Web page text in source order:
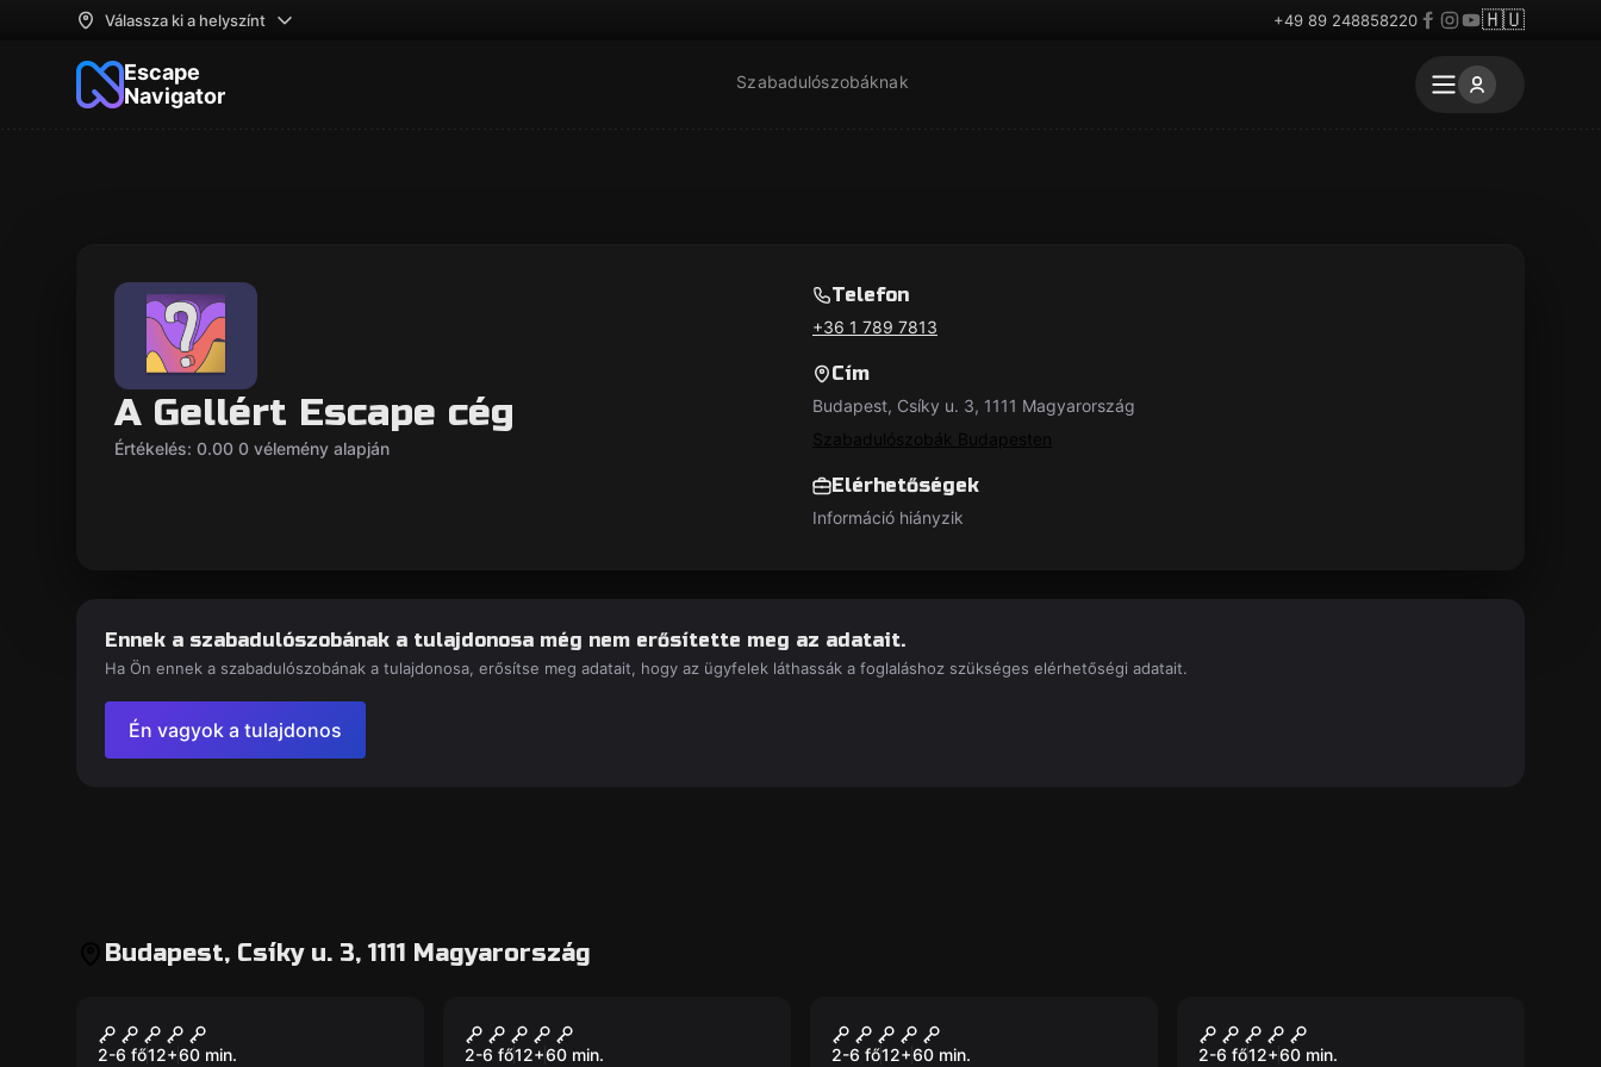
Válassza ki a helyszínt +49 89 248858220 🇭🇺
Escape
Navigator
Szabadulószobáknak
A Gellért Escape cég
Értékelés: 0.00 0 vélemény alapján
Telefon
+36 1 789 7813
Cím
Budapest, Csíky u. 3, 1111 Magyarország
Szabadulószobák Budapesten
Elérhetőségek
Információ hiányzik
Ennek a szabadulószobának a tulajdonosa még nem erősítette meg az adatait.
Ha Ön ennek a szabadulószobának a tulajdonosa, erősítse meg adatait, hogy az ügyfelek láthassák a foglaláshoz szükséges elérhetőségi adatait.
Én vagyok a tulajdonos
Budapest, Csíky u. 3, 1111 Magyarország
Museum Heist
2-6 fő12+60 min.
Új
Death Row
2-6 fő12+60 min.
Imprisoned in Mexico
2-6 fő12+60 min.
Ski House 51
2-6 fő12+60 min.